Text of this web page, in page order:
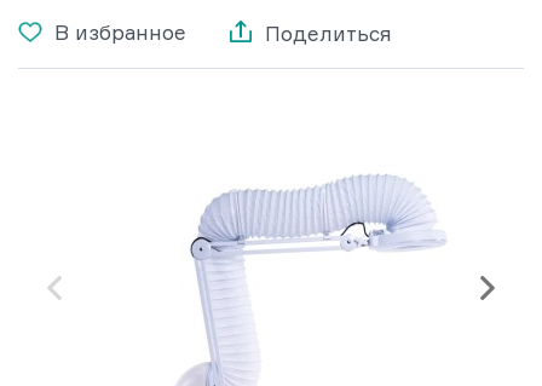
В избранное Поделиться